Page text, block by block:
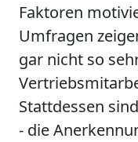
Faktoren
Umfragen
gar nicht so
Stattdessen
- die